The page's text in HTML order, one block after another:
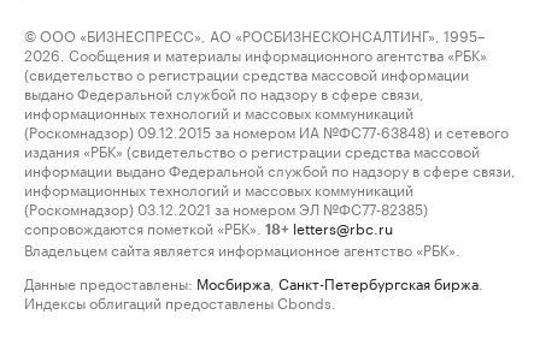
© ООО «БИЗНЕСПРЕСС», АО «РОСБИЗНЕСКОНСАЛТИНГ», 1995–
2026. Сообщения и материалы информационного агентства «РБК»
(свидетельство о регистрации средства массовой информации
выдано Федеральной службой по надзору в сфере связи,
информационных технологий и массовых коммуникаций
(Роскомнадзор) 09.12.2015 за номером ИА №ФС77-63848) и сетевого
издания «РБК» (свидетельство о регистрации средства массовой
информации выдано Федеральной службой по надзору в сфере связи,
информационных технологий и массовых коммуникаций
(Роскомнадзор) 03.12.2021 за номером ЭЛ №ФС77-82385)
сопровождаются пометкой «РБК».
18+ letters@rbc.ru
Владельцем сайта является информационное агентство «РБК».
Данные предоставлены: Мосбиржа Санкт-Петербургская биржа
Индексы облигаций предоставлены Cbonds.